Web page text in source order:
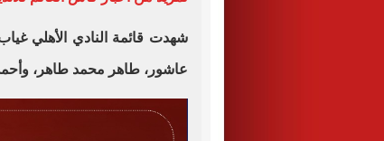
عاشور، طاهر محمد طاهر،